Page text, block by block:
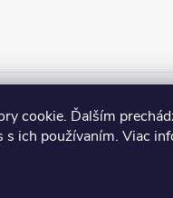
cookie. Ďalším
s ich používaním. Viac